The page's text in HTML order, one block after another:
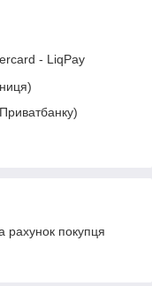
- LiqPay
рахунок покупця